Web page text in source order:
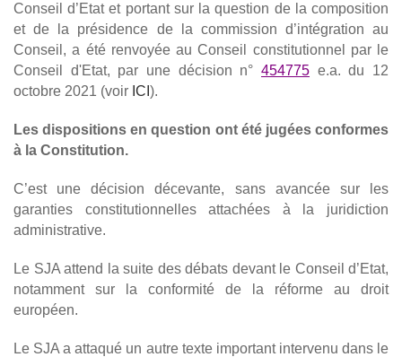
Conseil d’Etat et portant sur la question de la composition
et de la présidence de la commission d’intégration au
Conseil, a été renvoyée au Conseil constitutionnel par le
Conseil d'Etat, par une décision n°454775 e.a. du 12
octobre 2021 (voir ICI ).
Les dispositions en question ont été jugées conformes
à la Constitution.
C’est une décision décevante, sans avancée sur les
garanties constitutionnelles attachées à la juridiction
administrative.
Le SJA attend la suite des débats devant le Conseil d’Etat,
notamment sur la conformité de la réforme au droit
européen.
Le SJA a attaqué un autre texte important intervenu dans le